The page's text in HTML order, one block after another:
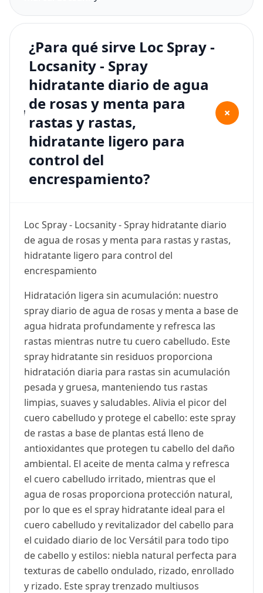
¿Para qué sirve Loc Spray -
Locsanity - Spray
hidratante diario de agua
de rosas y menta para
rastas y rastas,
hidratante ligero para
control del
encrespamiento?
+
Loc Spray - Locsanity - Spray hidratante diario
de agua de rosas y menta para rastas y rastas,
hidratante ligero para control del
encrespamiento
Hidratación ligera sin acumulación: nuestro
spray diario de agua de rosas y menta a base de
agua hidrata profundamente y refresca las
rastas mientras nutre tu cuero cabelludo. Este
spray hidratante sin residuos proporciona
hidratación diaria para rastas sin acumulación
pesada y gruesa, manteniendo tus rastas
limpias, suaves y saludables. Alivia el picor del
cuero cabelludo y protege el cabello: este spray
de rastas a base de plantas está lleno de
antioxidantes que protegen tu cabello del daño
ambiental. El aceite de menta calma y refresca
el cuero cabelludo irritado, mientras que el
agua de rosas proporciona protección natural,
por lo que es el spray hidratante ideal para el
cuero cabelludo y revitalizador del cabello para
el cuidado diario de loc Versátil para todo tipo
de cabello y estilos: niebla natural perfecta para
texturas de cabello ondulado, rizado, enrollado
y rizado. Este spray trenzado multiusos